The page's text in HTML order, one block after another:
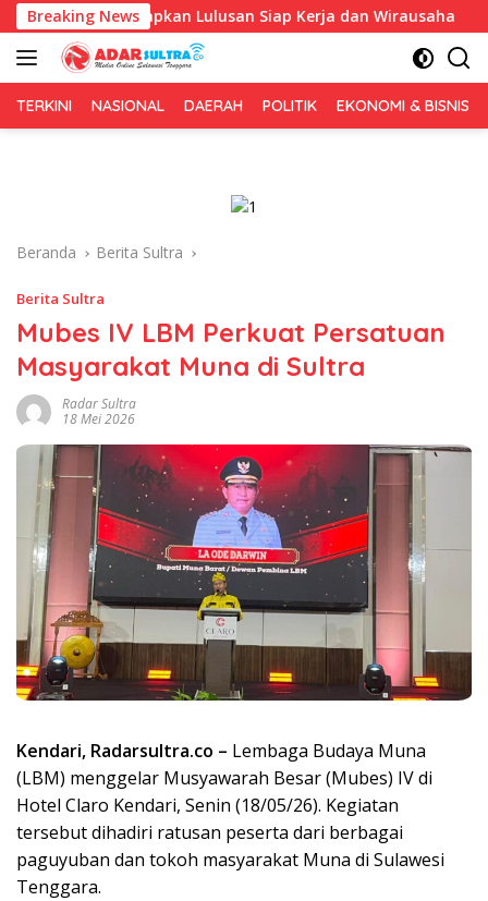
Langsung
ke
konten
Breaking News
Siapkan Lulusan Siap Kerja dan Wirausaha
TERKINI NASIONAL DAERAH POLITIK EKONOMI & BISNIS
Beranda Berita Sultra
Berita Sultra
Mubes IV LBM Perkuat Persatuan
Masyarakat Muna di Sultra
Radar Sultra
18 Mei 2026
Kendari, Radarsultra.co – Lembaga Budaya Muna
(LBM) menggelar Musyawarah Besar (Mubes) IV di
Hotel Claro Kendari, Senin (18/05/26). Kegiatan
tersebut dihadiri ratusan peserta dari berbagai
paguyuban dan tokoh masyarakat Muna di Sulawesi
Tenggara.